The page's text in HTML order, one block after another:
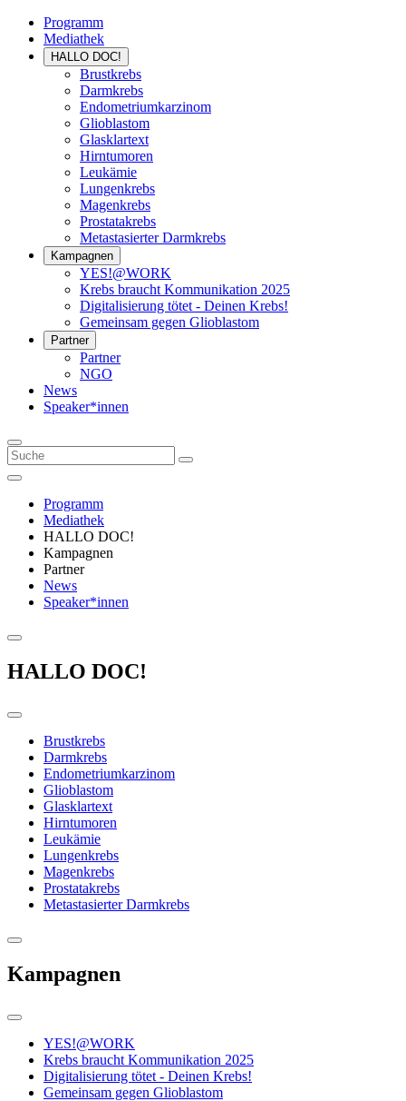
Programm
Mediathek
HALLO DOC!
Brustkrebs
Darmkrebs
Endometriumkarzinom
Glioblastom
Glasklartext
Hirntumoren
Leukämie
Lungenkrebs
Magenkrebs
Prostatakrebs
Metastasierter Darmkrebs
Kampagnen
YES!@WORK
Krebs braucht Kommunikation 2025
Digitalisierung tötet - Deinen Krebs!
Gemeinsam gegen Glioblastom
Partner
Partner
NGO
News
Speaker*innen
Programm
Mediathek
HALLO DOC!
Kampagnen
Partner
News
Speaker*innen
HALLO DOC!
Brustkrebs
Darmkrebs
Endometriumkarzinom
Glioblastom
Glasklartext
Hirntumoren
Leukämie
Lungenkrebs
Magenkrebs
Prostatakrebs
Metastasierter Darmkrebs
Kampagnen
YES!@WORK
Krebs braucht Kommunikation 2025
Digitalisierung tötet - Deinen Krebs!
Gemeinsam gegen Glioblastom